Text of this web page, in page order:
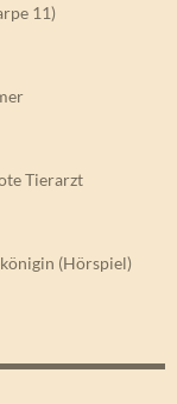
11)
Tierarzt
(Hörspiel)